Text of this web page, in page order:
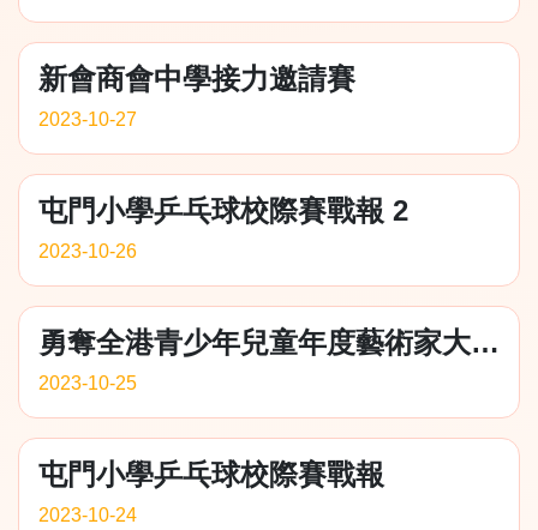
新會商會中學接力邀請賽
2023-10-27
屯門小學乒乓球校際賽戰報 2
2023-10-26
勇奪全港青少年兒童年度藝術家大賽2023、2023亞洲傑出精英藝術中、英文書法比賽及香港文藝協會全港十八區元朗區英語朗誦比賽獎項
2023-10-25
屯門小學乒乓球校際賽戰報
2023-10-24